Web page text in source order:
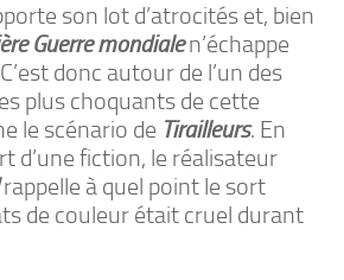
son lot d’atrocités et, bien
Guerre mondialen’échappe
donc autour de l’un des
plus choquants de cette
le scénario de Tirailleurs. En
d’une fiction, le réalisateur
rappelle à quel point le sort
de couleur était cruel durant